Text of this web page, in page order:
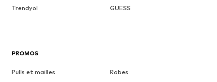
Trendyol
GUESS
PROMOS
Pulls et mailles
Robes